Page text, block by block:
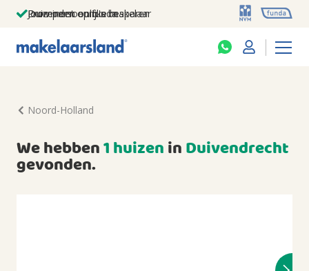
Jouw persoonlijke makelaar
Duizenden euro's besparen
Prominent op funda
Noord-Holland
We hebben1 huizeninDuivendrecht
gevonden.